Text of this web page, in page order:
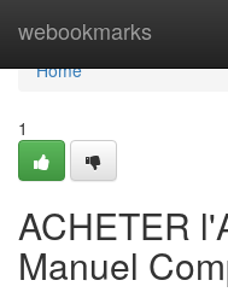
webookmarks
Home
Home
1
ACHETER
Manuel